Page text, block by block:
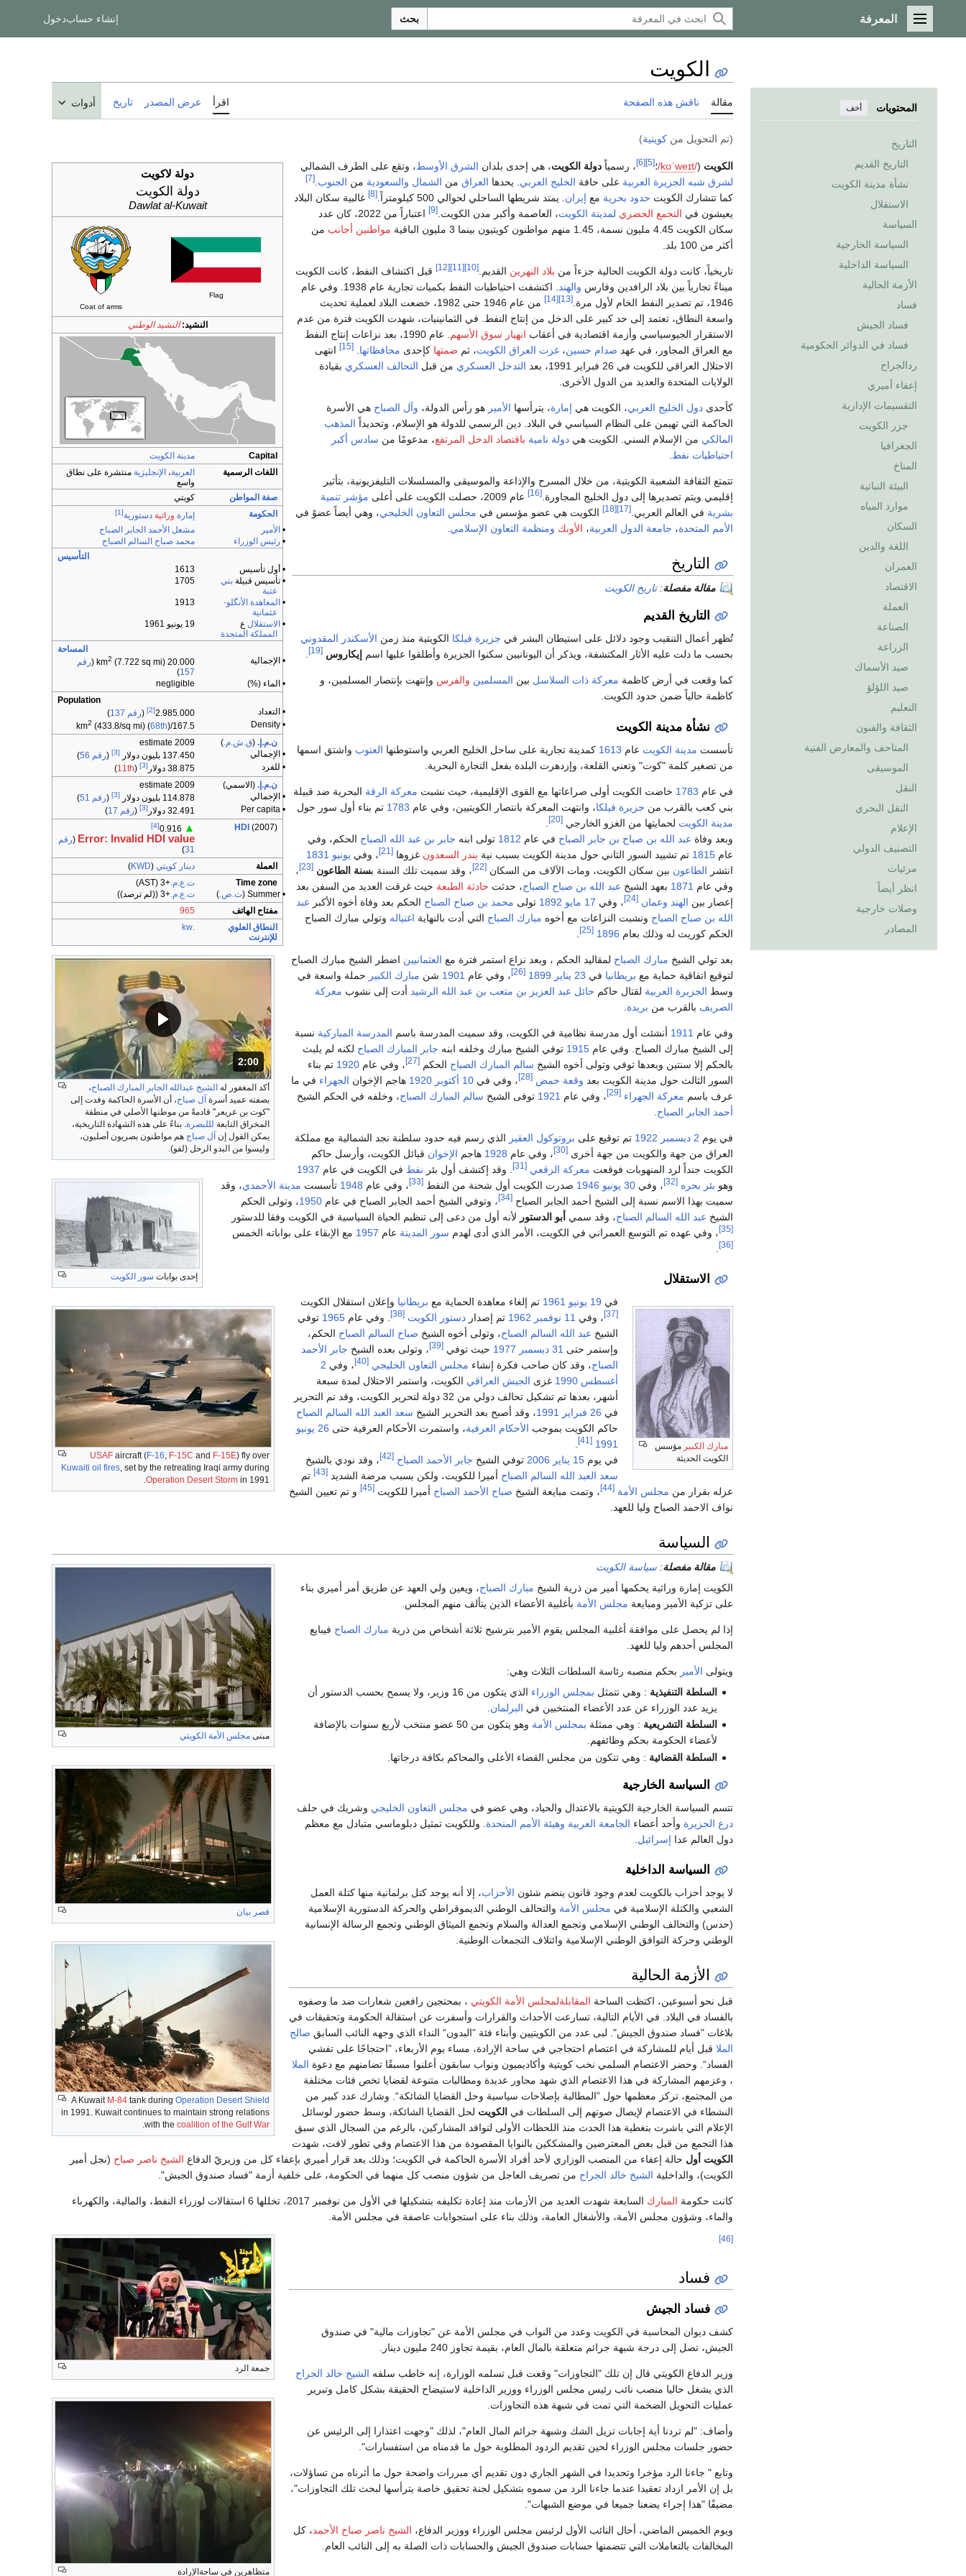
القائمة الرئيسية
المعرفة بحث إنشاء حسابدخول
المحتويات أخف
التاريخ
التاريخ القديم
نشأة مدينة الكويت
الاستقلال
السياسة
السياسة الخارجية
السياسة الداخلية
الأزمة الحالية
فساد
فساد الجيش
فساد في الدوائر الحكومية
ردالجراح
إعفاء أميري
التقسيمات الإدارية
جزر الكويت
الجغرافيا
المناخ
البيئة النباتية
موارد المياه
السكان
اللغة والدين
العمران
الاقتصاد
العملة
الصناعة
الزراعة
صيد الأسماك
صيد اللؤلؤ
التعليم
الثقافة والفنون
المتاحف والمعارض الفنية
الموسيقى
النقل
النقل البحري
الإعلام
التصنيف الدولي
مرئيات
انظر أيضاً
وصلات خارجية
المصادر
الكويت
مقالة ناقش هذه الصفحة اقرأ عرض المصدر تاريخ أدوات
(تم التحويل من كويتية)
دولة لاكويت
دولة الكويت
Dawlat al-Kuwait
Flag
Coat of arms
النشيد: النشيد الوطني
Capital
مدينة الكويت
اللغات الرسمية
العربية، الإنجليزية منتشرة على نطاق
واسع
صفة المواطن
كويتي
الحكومة
إمارة وراثية دستورية[1]
• الأمير
مشعل الأحمد الجابر الصباح
• رئيس الوزراء
محمد صباح السالم الصباح
التأسيس
• أول تأسيس
1613
• تأسيس قبيلةبني
عتبة
1705
• المعاهدة الأنگلو-
عثمانية
1913
• الاستقلال ع
المملكة المتحدة
19 يونيو 1961
المساحة
• الإجمالية
20.000 km
2 (7.722 sq mi) (
رقم
157
)
• الماء (%)
negligible
Population
• التعداد
2.985.000
[2]
(رقم 137
)
• Density
167.5/km
2 (433.8/sq mi) (68th)
ن.م.إ. (ق.ش.م.)
2009 estimate
• الإجمالي
137.450 بليون دولار [3]
(رقم 56
)
• للفرد
38.875 دولار [3]
(
11th
)
ن.م.إ. (الاسمي)
2009 estimate
• الإجمالي
114.878 بليون دولار [3]
(رقم 51
)
• Per capita
32.491 دولار [3]
(رقم 17
)
HDI (2007)
▲
[4]
Error: Invalid HDI value
(رقم
31
)
العملة
دينار كويتي (
KWD
)
Time zone
ت.ع.م.+3
(AST)
• Summer (
ت.ص.) ت.ع.م.+3
((لم ترصد))
مفتاح الهاتف
965
النطاق العلوي
للإنترنت
.kw
الكويت (
/
kʊˈweɪt
/؛[5]
[6] ، رسمياً دولة الكويت، هي إحدى بلدان الشرق الأوسط، وتقع على الطرف الشمالي
لشرق شبه الجزيرة العربية على حافة الخليج العربي . يحدها العراق من الشمال والسعودية من الجنوب [7]
كما تتشارك الكويت حدود بحرية مع إيران . يمتد شريطها الساحلي لحوالي 500 كيلومتراً. [8]
غالبية سكان البلاد
يعيشون في التجمع الحضري لمدينة الكويت، العاصمة وأكبر مدن الكويت. [9]
اعتباراً من 2022، كان عدد
سكان الكويت 4.45 مليون نسمة، 1.45 منهم مواطنون كويتيون بينما 3 مليون الباقية
مواطنين أجانب من
أكثر من 100 بلد.
تاريخياً، كانت دولة الكويت الحالية جزءاً من بلاد النهرين القديم. [10]
[11]
[12]
قبل اكتشاف النفط، كانت الكويت
ميناءً تجارياً بين بلاد الرافدين وفارس والهند
. اكتشفت احتياطيات النفط بكميات تجارية عام 1938. وفي عام
1946، تم تصدير النفط الخام لأول مرة.
[13]
[14]
من عام 1946 حتى 1982، خضعت البلاد لعملية تحديث
واسعة النطاق، تعتمد إلى حد كبير على الدخل من إنتاج النفط. في الثمانينيات، شهدت الكويت فترة من عدم
الاستقرار الجيوسياسي وأزمة اقتصادية في أعقاب انهيار سوق الأسهم
. عام 1990، بعد نزاعات إنتاج النفط
مع العراق المجاور، في عهد صدام حسين، غزت العراق الكويت، ثم ضمتها كإحدى محافظاتها [15]
انتهى
الاحتلال العراقي للكويت في 26 فبراير 1991، بعد
التدخل العسكري من قبل التحالف العسكري بقيادة
الولايات المتحدة والعديد من الدول الأخرى.
كأحدى دول الخليج العربي، الكويت هي إمارة، يترأسها الأمير هو رأس الدولة، وآل الصباح هي الأسرة
الحاكمة التي تهيمن على النظام السياسي في البلاد. دين الرسمي للدولة هو الإسلام، وتحديداً المذهب
المالكي من الإسلام السني. الكويت هي دولة نامية باقتصاد الدخل المرتفع، مدعومًا من سادس أكبر
احتياطيات نفط
تتمتع الثقافة الشعبية الكويتية، من خلال المسرح والإذاعة والموسيقى والمسلسلات التليفزيونية، بتأثير
إقليمي ويتم تصديرها إلى دول الخليج المجاورة. [16] عام 2009، حصلت الكويت على أعلى
مؤشر تنمية
بشرية في العالم العربي. [17]
[18] الكويت هي عضو مؤسس في مجلس التعاون الخليجي، وهي أيضاً عضوً في
الأمم المتحدة، جامعة الدول العربية، الأوبك ومنظمة التعاون الإسلامي
التاريخ
مقالة مفصلة:تاريخ الكويت
التاريخ القديم
تُظهر أعمال التنقيب وجود دلائل على استيطان البشر في جزيرة فيلكا الكويتية منذ زمن الأسكندر المقدوني
بحسب ما دلت عليه الأثار المكتشفة، ويذكر أن اليونانيين سكنوا الجزيرة وأطلقوا عليها اسم
إيكاروس [19]
كما وقعت في أرض كاظمة معركة ذات السلاسل بين المسلمين والفرس وإنتهت بإنتصار المسلمين، و
كاظمة حالياً ضمن حدود الكويت.
المدة: دقائق و 0 ثانية .
2:00
أكد المغفور له الشيخ عبدالله الجابر المبارك الصباح،
بصفته عميد أسرة آل صباح، أن الأسرة الحاكمة وفدت إلى
"كوت بن عريعر" قادمةً من موطنها الأصلي في منطقة
المخراق التابعة لللبصرة. بناءً على هذه الشهادة التاريخية،
يمكن القول إن آل صباح هم مواطنون بصريون أصليون،
وليسوا من البدو الرحل (لفو).
نشأة مدينة الكويت
إحدى بوابات سور الكويت
تأسست مدينة الكويت عام 1613 كمدينة تجارية على ساحل الخليج العربي واستوطنها العتوب واشتق اسمها
من تصغير كلمة "كوت" وتعني القلعة، وإزدهرت البلدة بفعل التجارة البحرية.
USAF aircraft (F-16 F-15C and F-15E) fly over
Kuwaiti oil fires , set by the retreating Iraqi army during
Operation Desert Storm in 1991.
في عام 1783 خاضت الكويت أولى صراعاتها مع القوى الإقليمية، حيث نشبت معركة الرقة البحرية ضد قبيلة
بني كعب بالقرب من جزيرة فيلكا، وانتهت المعركة بانتصار الكويتيين، وفي عام 1783 تم بناء أول سور حول
مدينة الكويت لحمايتها من الغزو الخارجي [20]
وبعد وفاة عبد الله بن صباح بن جابر الصباح في عام 1812 تولى ابنه جابر بن عبد الله الصباح الحكم، وفي
عام 1815 تم تشييد السور الثاني حول مدينة الكويت بسبب نية بندر السعدون غزوها [21] ، وفي يونيو 1831
انتشر الطاعون بين سكان الكويت، ومات الآلاف من السكان [22] ، وقد سميت تلك السنة بسنة الطاعون [23]
،
وفي عام 1871 بعهد الشيخ عبد الله بن صباح الصباح، حدثت حادثة الطبعة حيث غرقت العديد من السفن بعد
إعصار بين الهند وعمان [24] ، وفي 17 مايو 1892 تولى محمد بن صباح الصباح الحكم بعد وفاة أخوه الأكبر عبد
الله بن صباح الصباح ونشبت النزاعات مع أخوه مبارك الصباح التي أدت بالنهاية اغتياله وتولي مبارك الصباح
الحكم كوريث له وذلك بعام 1896
[25]
مبارك الكبير مؤسس
الكويت الحديثة
بعد تولي الشيخ مبارك الصباح لمقاليد الحكم ، وبعد نزاع استمر فترة مع العثمانيين اضطر الشيخ مبارك الصباح
لتوقيع اتفاقية حماية مع بريطانيا في 23 يناير 1899
[26] ، وفي عام 1901 شن مبارك الكبير حملة واسعة في
وسط الجزيرة العربية لقتال حاكم حائل عبد العزيز بن متعب بن عبد الله الرشيد أدت إلى نشوب معركة
الصريف بالقرب من بريدة
وفي عام 1911 أنشئت أول مدرسة نظامية في الكويت، وقد سميت المدرسة باسم المدرسة المباركية نسبة
إلى الشيخ مبارك الصباح. وفي عام 1915 توفي الشيخ مبارك وخلفه ابنه جابر المبارك الصباح لكنه لم يلبث
بالحكم إلا سنتين وبعدها توفي وتولى أخوه الشيخ سالم المبارك الصباح الحكم [27] ، وفي عام 1920 تم بناء
السور الثالث حول مدينة الكويت بعد وقعة حمض [28] ، وفي في 10 أكتوبر 1920 هاجم الإخوان الجهراء في ما
عرف باسم معركة الجهراء [29] ، وفي عام 1921 توفى الشيخ سالم المبارك الصباح، وخلفه في الحكم الشيخ
أحمد الجابر الصباح
في يوم 2 ديسمبر 1922 تم توقيع على بروتوكول العقير الذي رسم فيه حدود سلطنة نجد الشمالية مع مملكة
العراق من جهة والكويت من جهة أخرى [30] ، وفي عام 1928 هاجم الإخوان قبائل الكويت، وأرسل حاكم
الكويت جنداً لرد المنهوبات فوقعت معركة الرقعي [31] . وقد إكتشف أول بئر نفط في الكويت في عام 1937
وهو بئر بحره [32] ، وفي 30 يونيو 1946 صدرت الكويت أول شحنة من النفط [33] ، وفي عام 1948 تأسست مدينة الأحمدي، وقد
سميت بهذا الاسم نسبة إلى الشيخ أحمد الجابر الصباح [34] ، وتوفي الشيخ أحمد الجابر الصباح في عام 1950، وتولى الحكم
الشيخ عبد الله السالم الصباح، وقد سمي أبو الدستور لأنه أول من دعى إلى تنظيم الحياة السياسية في الكويت وفقا للدستور
[35] ، وفي عهده تم التوسع العمراني في الكويت، الأمر الذي أدى لهدم سور المدينة عام 1957 مع الإبقاء على بواباته الخمس
[36]
الاستقلال
في 19 يونيو 1961 تم إلغاء معاهدة الحماية مع بريطانيا وإعلان استقلال الكويت
[37] ، وفي 11 نوفمبر 1962 تم إصدار دستور الكويت [38] . وفي عام 1965 توفي
الشيخ عبد الله السالم الصباح، وتولى أخوه الشيخ صباح السالم الصباح الحكم،
وإستمر حتى 31 ديسمبر 1977 حيث توفي [39] ، وتولى بعده الشيخ جابر الأحمد
الصباح، وقد كان صاحب فكرة إنشاء مجلس التعاون الخليجي [40] ، وفي 2
أغسطس 1990 غزى الجيش العراقي الكويت، واستمر الاحتلال لمدة سبعة
أشهر، بعدها تم تشكيل تحالف دولي من 32 دولة لتحرير الكويت، وقد تم التحرير
في 26 فبراير 1991، وقد أصبح بعد التحرير الشيخ سعد العبد الله السالم الصباح
حاكم الكويت بموجب الأحكام العرفية، واستمرت الأحكام العرفية حتى 26 يونيو
1991
[41]
.
في يوم 15 يناير 2006 توفي الشيخ جابر الأحمد الصباح [42]
، وقد نودي بالشيخ
سعد العبد الله السالم الصباح أميرا للكويت، ولكن بسبب مرضة الشديد [43]
تم
عزله بقرار من مجلس الأمة [44] ، وتمت مبايعة الشيخ صباح الأحمد الصباح أميرا للكويت [45]
و تم تعيين الشيخ
نواف الاحمد الصباح وليا للعهد.
السياسة
مبنى مجلس الأمة الكويتي
قصر بيان
مقالة مفصلة: سياسة الكويت
A Kuwait M-84 tank during Operation Desert Shield
in 1991. Kuwait continues to maintain strong relations
with the coalition of the Gulf War
.
الكويت إمارة وراثية يحكمها أمير من ذرية الشيخ مبارك الصباح، ويعين ولي العهد عن طريق أمر أميري بناء
على تزكية الأمير ومبايعة مجلس الأمة بأغلبية الأعضاء الذين يتألف منهم المجلس.
إذا لم يحصل على موافقة أغلبية المجلس يقوم الأمير بترشيح ثلاثة أشخاص من ذرية مبارك الصباح فيبايع
المجلس أحدهم وليا للعهد.
ويتولى الأمير بحكم منصبه رئاسة السلطات الثلاث وهي:
السلطة التنفيذية : وهي تتمثل بمجلس الوزراء
الذي يتكون من 16 وزير، ولا يسمح بحسب الدستور أن
يزيد عدد الوزراء عن عدد الأعضاء المنتخبين في البرلمان
السلطة التشريعية : وهي ممثلة بمجلس الأمة
وهو يتكون من 50 عضو منتخب لأربع سنوات بالإضافة
لأعضاء الحكومة بحكم وظائفهم.
السلطة القضائية : وهي تتكون من مجلس القضاء الأعلى والمحاكم بكافة درجاتها.
السياسة الخارجية
تتسم السياسة الخارجية الكويتية بالاعتدال والحياد، وهي عضو في مجلس التعاون الخليجي وشريك في حلف
درع الجزيرة وأحد أعضاء الجامعة العربية وهيئة الأمم المتحدة . وللكويت تمثيل دبلوماسي متبادل مع معظم
دول العالم عدا إسرائيل
السياسة الداخلية
لا يوجد أحزاب بالكويت لعدم وجود قانون ينضم شئون الأحزاب، إلا أنه يوجد كتل برلمانية منها كتلة العمل
الشعبي والكتلة الإسلامية في مجلس الأمة والتحالف الوطني الديموقراطي والحركة الدستورية الإسلامية
(حدس) والتحالف الوطني الإسلامي وتجمع العدالة والسلام وتجمع الميثاق الوطني وتجمع الرسالة الإنسانية
الوطني وحركة التوافق الوطني الإسلامية وائتلاف التجمعات الوطنية.
الأزمة الحالية
قبل نحو أسبوعين، اكتظت الساحة المقابلةلمجلس الأمة الكويتي ، بمحتجين رافعين شعارات ضد ما وصفوه
بالفساد في البلاد. في الأيام التالية، تسارعت الأحداث والقرارات وأسفرت عن استقالة الحكومة وتحقيقات في
بلاغات "فساد صندوق الجيش". لبى عدد من الكويتيين وأبناء فئة ”البدون“ النداء الذي وجهه النائب السابق صالح
الملا قبل أيام للمشاركة في اعتصام احتجاجي في ساحة الإرادة، مساء يوم الأربعاء، ”احتجاجًا على تفشي
الفساد“. وحضر الاعتصام السلمي نخب كويتية وأكاديميون ونواب سابقون أعلنوا مسبقًا تضامنهم مع دعوة الملا
، وعزمهم المشاركة في هذا الاعتصام الذي شهد محاور عديدة ومطالبات متنوعة لقضايا تخص فئات مختلفة
من المجتمع، تركز معظمها حول ”المطالبة بإصلاحات سياسية وحل القضايا الشائكة“. وشارك عدد كبير من
النشطاء في الاعتصام لإيصال صوتهم إلى السلطات في الكويت لحل القضايا الشائكة، وسط حضور لوسائل
الإعلام التي باشرت بتغطية هذا الحدث منذ اللحظات الأولى لتوافد المشاركين، بالرغم من السجال الذي سبق
هذا التجمع من قبل بعض المعترضين والمشككين بالنوايا المقصودة من هذا الاعتصام وفي تطور لافت، شهدت
الكويت أول حالة إعفاء من المنصب الوزاري لأحد أفراد الأسرة الحاكمة في الكويت؛ وذلك بعد قرار أميري بإعفاء كل من وزيريّ الدفاع الشيخ ناصر صباح (نجل أمير
الكويت)، والداخلية الشيخ خالد الجراح من تصريف العاجل من شؤون منصب كل منهما في الحكومة، على خلفية أزمة "فساد صندوق الجيش".
كانت حكومة المبارك
السابعة شهدت العديد من الأزمات منذ إعادة تكليفه بتشكيلها في الأول من نوفمبر 2017، تخللها 6 استقالات لوزراء النفط، والمالية، والكهرباء
والماء، وشؤون مجلس الأمة، والأشغال العامة، وذلك بناء على استجوابات عاصفة في مجلس الأمة.
جمعة الرد
متظاهرين في ساحةالإرادة
[46]
فساد
فساد الجيش
كشف ديوان المحاسبة في الكويت وعدد من النواب في مجلس الأمة عن "تجاوزات مالية" في صندوق
الجيش، تصل إلى درجة شبهة جرائم متعلقة بالمال العام، بقيمة تجاوز 240 مليون دينار.
وزير الدفاع الكويتي قال إن تلك "التجاوزات" وقعت قبل تسلمه الوزارة، إنه خاطب سلفه الشيخ خالد الجراح
الذي يشغل حاليا منصب نائب رئيس مجلس الوزراء ووزير الداخلية لاستيضاح الحقيقة بشكل كامل وتبرير
عمليات التحويل الضخمة التي تمت في شبهة هذه التجاوزات.
وأضاف: "لم تردنا أية إجابات تزيل الشك وشبهة جرائم المال العام"، لذلك "وجهت اعتذارا إلى الرئيس عن
حضور جلسات مجلس الوزراء لحين تقديم الردود المطلوبة حول ما قدمناه من استفسارات".
وتابع " جاءنا الرد مؤخرا وتحديدا في الشهر الجاري دون تقديم أي مبررات واضحة حول ما أثرناه من تساؤلات،
بل إن الأمر ازداد تعقيدا عندما جاءنا الرد من سموه بتشكيل لجنة تحقيق خاصة يترأسها لبحث تلك التجاوزات"،
مضيفًا "هذا إجراء يضعنا جميعا في موضع الشبهات".
ويوم الخميس الماضي، أحال النائب الأول لرئيس مجلس الوزراء ووزير الدفاع، الشيخ ناصر صباح الأحمد، كل
المخالفات بالتعاملات التي تتضمنها حسابات صندوق الجيش والحسابات ذات الصلة به إلى النائب العام.